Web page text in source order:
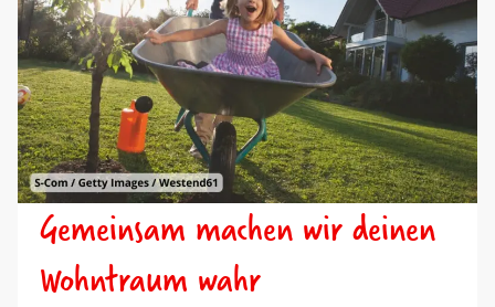
Gemeinsam machen wir deinen
Wohntraum wahr